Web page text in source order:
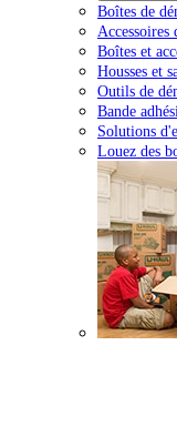
Boîtes de
Accessoires
Boîtes et
Housses et
Outils de
Bande
Solutions
Louez des